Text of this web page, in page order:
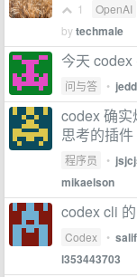
1 OpenAI
bytechmale
今天 codex
问与答 •
codex 确
思考的插件
程序员 •
mikaelson
codex cli
Codex •
l353443703